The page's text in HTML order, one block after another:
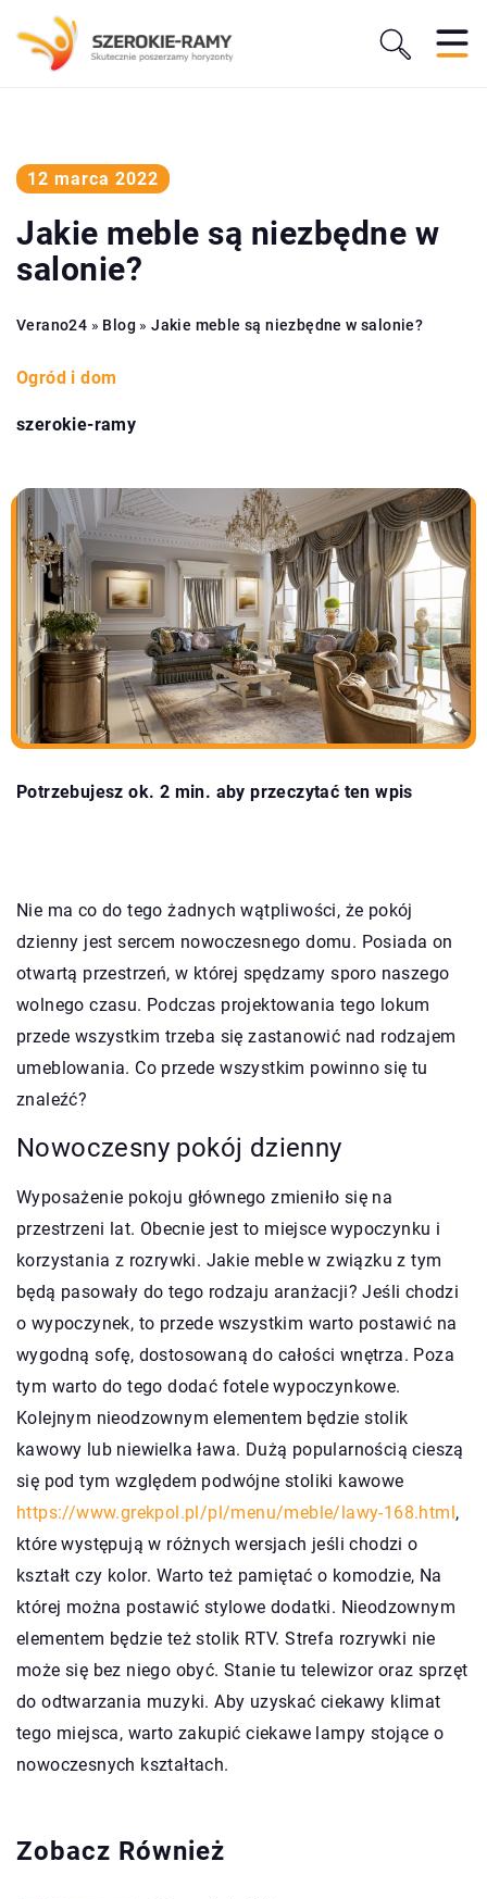
12 marca 2022
Jakie meble są niezbędne w
salonie?
Verano24 » Blog »Jakie meble są niezbędne w salonie?
Ogród i dom
szerokie-ramy
Potrzebujesz ok. 2 min. aby przeczytać ten wpis
Nie ma co do tego żadnych wątpliwości, że pokój
dzienny jest sercem nowoczesnego domu. Posiada on
otwartą przestrzeń, w której spędzamy sporo naszego
wolnego czasu. Podczas projektowania tego lokum
przede wszystkim trzeba się zastanowić nad rodzajem
umeblowania. Co przede wszystkim powinno się tu
znaleźć?
Nowoczesny pokój dzienny
Wyposażenie pokoju głównego zmieniło się na
przestrzeni lat. Obecnie jest to miejsce wypoczynku i
korzystania z rozrywki. Jakie meble w związku z tym
będą pasowały do tego rodzaju aranżacji? Jeśli chodzi
o wypoczynek, to przede wszystkim warto postawić na
wygodną sofę, dostosowaną do całości wnętrza. Poza
tym warto do tego dodać fotele wypoczynkowe.
Kolejnym nieodzownym elementem będzie stolik
kawowy lub niewielka ława. Dużą popularnością cieszą
się pod tym względem podwójne stoliki kawowe
https://www.grekpol.pl/pl/menu/meble/lawy-168.html,
które występują w różnych wersjach jeśli chodzi o
kształt czy kolor. Warto też pamiętać o komodzie, Na
której można postawić stylowe dodatki. Nieodzownym
elementem będzie też stolik RTV. Strefa rozrywki nie
może się bez niego obyć. Stanie tu telewizor oraz sprzęt
do odtwarzania muzyki. Aby uzyskać ciekawy klimat
tego miejsca, warto zakupić ciekawe lampy stojące o
nowoczesnych kształtach.
Zobacz Również